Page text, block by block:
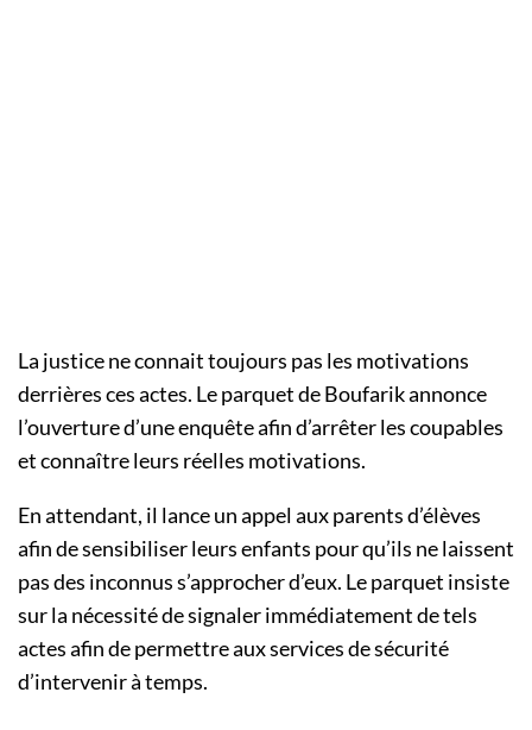
La justice ne connait toujours pas les motivations
derrières ces actes. Le parquet de Boufarik annonce
l’ouverture d’une enquête afin d’arrêter les coupables
et connaître leurs réelles motivations.
En attendant, il lance un appel aux parents d’élèves
afin de sensibiliser leurs enfants pour qu’ils ne laissent
pas des inconnus s’approcher d’eux. Le parquet insiste
sur la nécessité de signaler immédiatement de tels
actes afin de permettre aux services de sécurité
d’intervenir à temps.